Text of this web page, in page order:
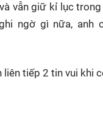
vẫn giữ kỉ lục
ngờ gì nữa,
tiếp 2 tin vui khi